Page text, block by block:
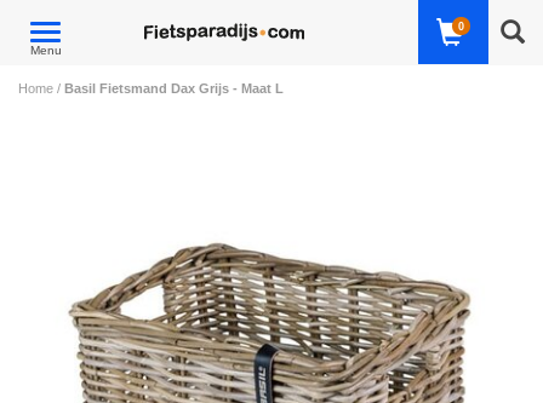
Toggle
navigation
Menu
0
Home / Basil Fietsmand Dax Grijs - Maat L